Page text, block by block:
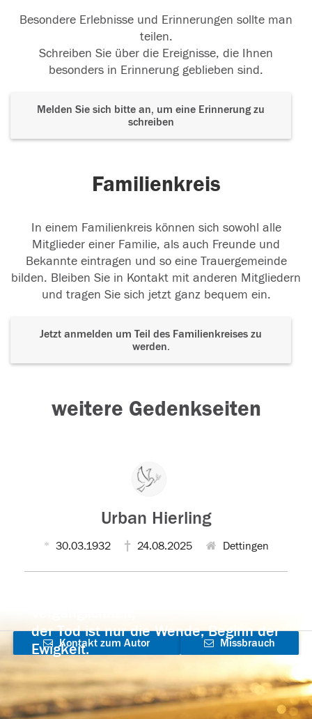
Besondere Erlebnisse und Erinnerungen sollte man
teilen.
Schreiben Sie über die Ereignisse, die Ihnen
besonders in Erinnerung geblieben sind.
Melden Sie sich bitte an, um eine Erinnerung zu
schreiben
Familienkreis
In einem Familienkreis können sich sowohl alle
Mitglieder einer Familie, als auch Freunde und
Bekannte eintragen und so eine Trauergemeinde
bilden. Bleiben Sie in Kontakt mit anderen Mitgliedern
und tragen Sie sich jetzt ganz bequem ein.
Jetzt anmelden um Teil des Familienkreises zu
werden.
weitere Gedenkseiten
Urban Hierling
30.03.1932 24.08.2025 Dettingen
der Tod ist nur die Wende, Beginn der
Ewigkeit.
Kontakt zum Autor
aufnehmen
Missbrauch